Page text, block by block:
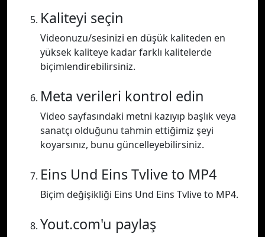
Kaliteyi seçin
Videonuzu/sesinizi en düşük kaliteden en
yüksek kaliteye kadar farklı kalitelerde
biçimlendirebilirsiniz.
Meta verileri kontrol edin
Video sayfasındaki metni kazıyıp başlık veya
sanatçı olduğunu tahmin ettiğimiz şeyi
koyarsınız, bunu güncelleyebilirsiniz.
Eins Und Eins Tvlive to MP4
Biçim değişikliği Eins Und Eins Tvlive to MP4.
Yout.com'u paylaş